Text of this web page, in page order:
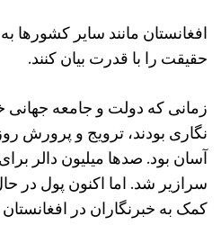
افغانستان مانند سایر کشورها به
حقیقت را با قدرت بیان کنند.
زمانی که دولت و جامعه جهانی
نگاری بودند، ترویج و پرورش
آسان بود. صدها میلیون دالر
سرازیر شد. اما اکنون پول
کمک به خبرنگاران در